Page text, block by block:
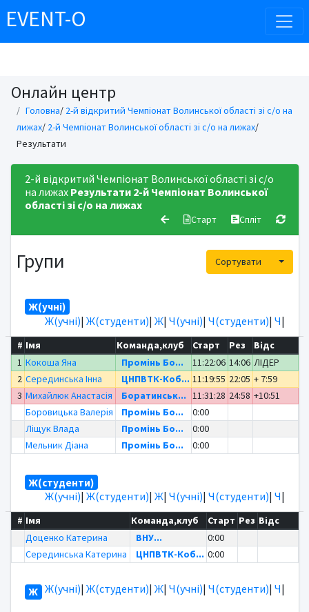
EVENT-O
Онлайн центр
Головна/ 2-й відкритий Чемпіонат Волинської області зі с/о на
лижах/ 2-й Чемпіонат Волинської області зі с/о на лижах/
Результати
2-й відкритий Чемпіонат Волинської області зі с/о
на лижах Результати 2-й Чемпіонат Волинської
області зі с/о на лижах
Старт Спліт
Групи Сортувати
Ж(учні)
Ж(учні)| Ж(студенти)| Ж| Ч(учні)| Ч(студенти)| Ч|
# Імя Команда,клуб Старт Рез
Відс
1 Кокоша Яна Промінь Бо... 11:22:06 14:06 ЛІДЕР
2 Серединська Інна ЦНПВТК-Коб... 11:19:55 22:05 + 7:59
3 Михайлюк Анастасія Боратинськ... 11:31:28 24:58 +10:51
Боровицька Валерія
Промінь Бо...
0:00
Ліщук Влада
Промінь Бо...
0:00
Мельник Діана
Промінь Бо... 0:00
Ж(студенти)
Ж(учні)| Ж(студенти)| Ж| Ч(учні)| Ч(студенти)| Ч|
# Імя Команда,клуб Старт Рез Відс
Доценко Катерина
ВНУ...
0:00
Серединська Катерина
ЦНПВТК-Коб... 0:00
Ж Ж(учні)| Ж(студенти)| Ж| Ч(учні)| Ч(студенти)| Ч|